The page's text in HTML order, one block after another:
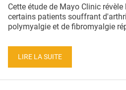
Cette étude de Mayo Clinic
certains patients souffrant
polymyalgie et de fibromyalgie
LIRE LA SUITE